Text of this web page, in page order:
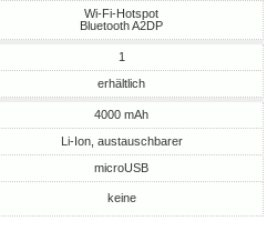
Wi-Fi-Hotspot
Bluetooth A2DP
1
erhältlich
4000 mAh
Li-Ion, austauschbarer
microUSB
keine